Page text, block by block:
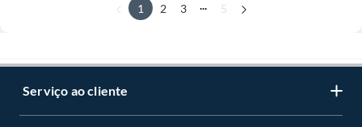
1 2 3 5
Serviço ao cliente